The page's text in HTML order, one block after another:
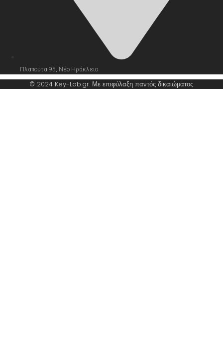
Πλαπούτα 95, Νέο Ηράκλειο
© 2024 Key-Lab.gr. Με επιφύλαξη παντός δικαιώματος.